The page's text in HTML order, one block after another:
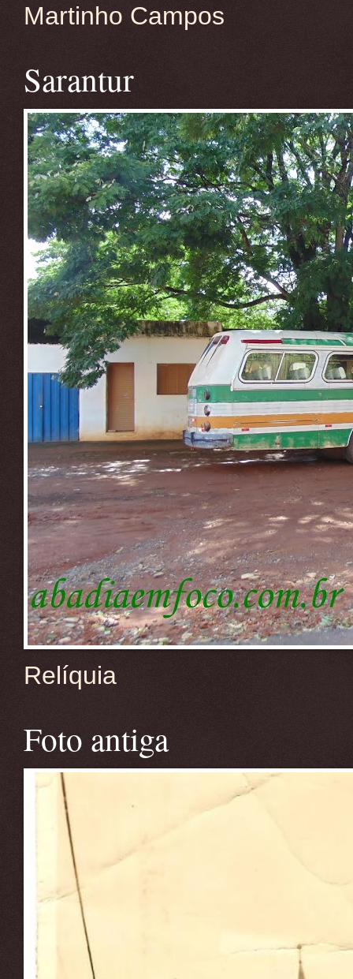
Martinho Campos
Sarantur
Relíquia
Foto antiga